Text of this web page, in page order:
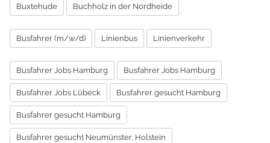
Buxtehude Buchholz in der Nordheide
Busfahrer (m/w/d) Linienbus Linienverkehr
Busfahrer Jobs Hamburg Busfahrer Jobs Hamburg
Busfahrer Jobs Lübeck Busfahrer gesucht Hamburg
Busfahrer gesucht Hamburg
Busfahrer gesucht Neumünster, Holstein